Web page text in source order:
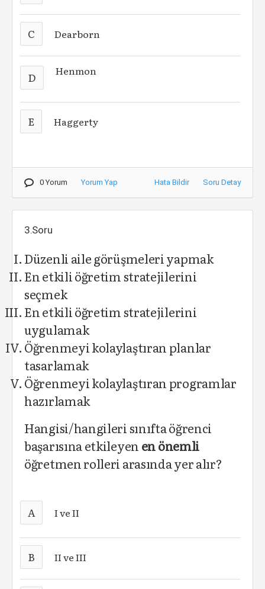
C Dearborn
D Henmon
E Haggerty
0 Yorum Yorum Yap Hata Bildir Soru Detay
3.Soru
Düzenli aile görüşmeleri yapmak
En etkili öğretim stratejilerini
seçmek
En etkili öğretim stratejilerini
uygulamak
Öğrenmeyi kolaylaştıran planlar
tasarlamak
Öğrenmeyi kolaylaştıran programlar
hazırlamak
Hangisi/hangileri sınıfta öğrenci
başarısına etkileyen en önemli
öğretmen rolleri arasında yer alır?
A I ve II
B II ve III